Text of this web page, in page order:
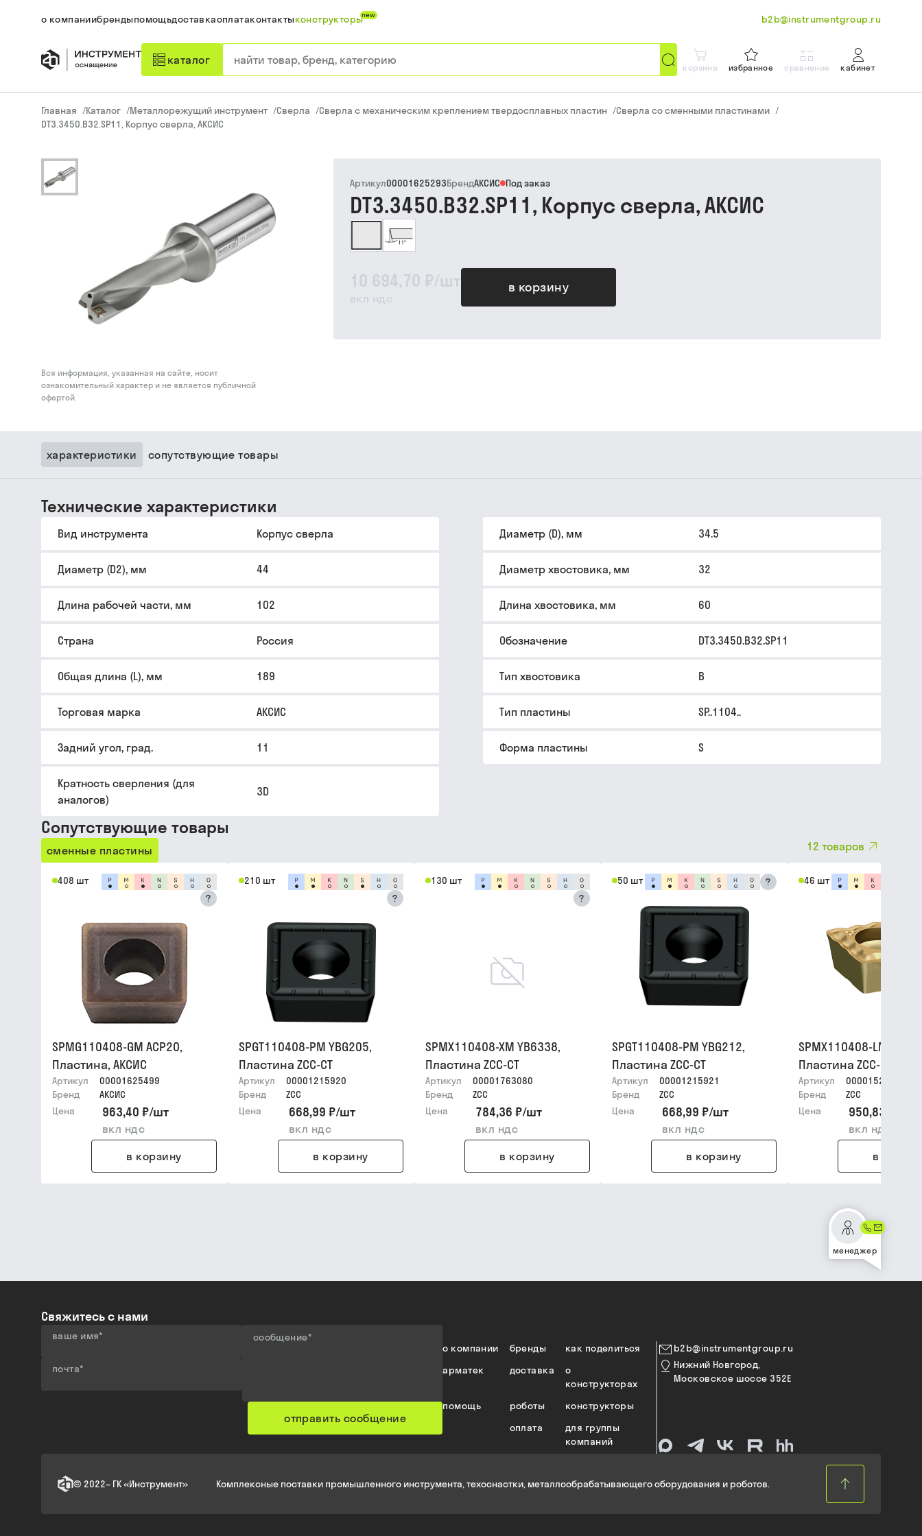
о компаниибрендыпомощьдоставкаоплатаконтактыконструкторыnew b2b@instrumentgroup.ru
каталог
корзина избранное сравнение кабинет
Главная /Каталог /Металлорежущий инструмент /Сверла /Сверла с механическим креплением твердосплавных пластин /Сверла со сменными пластинами /
DT3.3450.B32.SP11, Корпус сверла, АКСИС
Вся информация, указанная на сайте, носит
ознакомительный характер и не является публичной
офертой.
10 694,70 ₽/шт
вкл ндс
в корзину
Артикул00001625293БрендАКСИС Под заказ
DT3.3450.B32.SP11, Корпус сверла, АКСИС
характеристики сопутствующие товары
Технические характеристики
Вид инструмента Корпус сверла Диаметр (D), мм 34.5
Диаметр (D2), мм 44 Диаметр хвостовика, мм 32
Длина рабочей части, мм 102 Длина хвостовика, мм 60
Страна Россия Обозначение DT3.3450.B32.SP11
Общая длина (L), мм 189 Тип хвостовика B
Торговая марка АКСИС Тип пластины SP..1104..
Задний угол, град. 11 Форма пластины S
Кратность сверления (для
аналогов)
3D
Сопутствующие товары
сменные пластины 12 товаров
408 шт
?
SPMG110408-GM ACP20,
Пластина, АКСИС
Артикул
00001625499
Бренд
АКСИС
Цена
963,40 ₽/шт
вкл ндс
в корзину
210 шт
?
SPGT110408-PM YBG205,
Пластина ZCC-CT
Артикул
00001215920
Бренд
ZCC
Цена
668,99 ₽/шт
вкл ндс
в корзину
130 шт
?
SPMX110408-XM YB6338,
Пластина ZCC-CT
Артикул
00001763080
Бренд
ZCC
Цена
784,36 ₽/шт
вкл ндс
в корзину
50 шт ?
SPGT110408-PM YBG212,
Пластина ZCC-CT
Артикул
00001215921
Бренд
ZCC
Цена
668,99 ₽/шт
вкл ндс
в корзину
46 шт
SPMX110408-LM
Пластина ZCC-CT
Артикул
00001522622
Бренд
ZCC
Цена
950,83 ₽
вкл ндс
в
менеджер
Свяжитесь с нами
ваше имя*
почта*
сообщение*
отправить сообщение
как поделиться
бренды
о компании
о
конструкторах
доставка
арматек
конструкторы
роботы
помощь
для группы
компаний
оплата
b2b@instrumentgroup.ru
Нижний Новгород,
Московское шоссе 352Е
© 2022– ГК «Инструмент» Комплексные поставки промышленного инструмента, техоснастки, металлообрабатывающего оборудования и роботов.